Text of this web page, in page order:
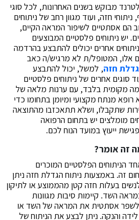
מבוקש בשנים האחרונות, לכל סוגי
ניתוחי חזה, ועוד מגוון רחב של ניתוחים
הם אסתטיים לשיפור המראה הקיים,
יש ניתוחים פלסטיים המבוצעים
אחרים יכולים להתבצע בהרדמה
אלו, המטופל/ת לא מרגיש/ה כאב
חזה, למשל, יכול להתבצע
סוגים אחרים של ניתוחים פלסטיים
מקומית בלבד, עם ערנות מלאה של
מנתח מקצועי ומיומן בתחומו כדי
שתקבלו, ושלא תתאכזבו מהתוצאה
מומלצים יש בתחום הרפואה
ייעוץ במועד הנוח לכם.
זה אומר?
הניתוחים הפלסטיים המוכרים
זה. באמצעות ניתוח הגדלת חזה ניתן
בעלות חזה קטן מהממוצע או לתיקון
השד. קיימות סיבות מגוונות
לשפר אסתטית את המראה של השד או
והנקה. ניתן לבצע את הניתוח של